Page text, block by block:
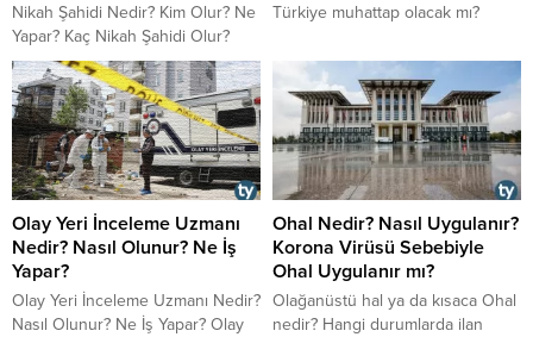
Nikah Şahidi Nedir? Kim Olur? Ne
Yapar? Kaç Nikah Şahidi Olur?
Nikah Şahidi Nedir? Kim Olur?
Nikah Şahidi Kaç Kişi Olur? En
Fazla Kaç Kişi Şahitlik Yapabilir?
Nikah Şahidi Ne Yapar? Nikah
Şahidi Ne Giyer? Nikah Şahidi
Nereye İmza Atar? Nikah Şahidi
Kimler Olabilir? Nikah Şahidi
Olmadan Nikah Kıyılır Mı?...
Türkiye muhattap olacak mı?
Olay Yeri İnceleme Uzmanı
Nedir? Nasıl Olunur? Ne İş
Yapar?
Olay Yeri İnceleme Uzmanı Nedir?
Nasıl Olunur? Ne İş Yapar? Olay
Ohal Nedir? Nasıl Uygulanır?
Korona Virüsü Sebebiyle
Ohal Uygulanır mı?
Olağanüstü hal ya da kısaca Ohal
nedir? Hangi durumlarda ilan